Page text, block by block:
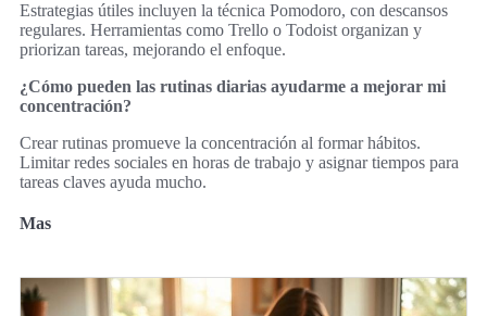
Estrategias útiles incluyen la técnica Pomodoro, con descansos
regulares. Herramientas como Trello o Todoist organizan y
priorizan tareas, mejorando el enfoque.
¿Cómo pueden las rutinas diarias ayudarme a mejorar mi
concentración?
Crear rutinas promueve la concentración al formar hábitos.
Limitar redes sociales en horas de trabajo y asignar tiempos para
tareas claves ayuda mucho.
Mas